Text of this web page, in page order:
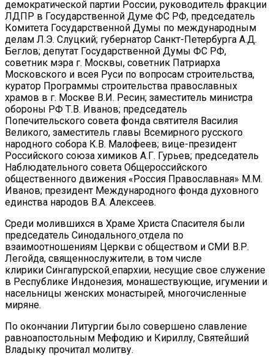
демократической партии России, руководитель фракции
ЛДПР в Государственной Думе ФС РФ, председатель
Комитета Государственной Думы по международным
делам Л.Э. Слуцкий; губернатор Санкт-Петербурга А.Д.
Беглов; депутат Государственной Думы ФС РФ,
советник мэра г. Москвы, советник Патриарха
Московского и всея Руси по вопросам строительства,
куратор Программы строительства православных
храмов в г. Москве В.И. Ресин; заместитель министра
обороны РФ Т.В. Иванов; председатель
Попечительского совета фонда святителя Василия
Великого, заместитель главы Всемирного русского
народного собора К.В. Малофеев; вице-президент
Российского союза химиков А.Г. Гурьев; председатель
Наблюдательного совета Общероссийского
общественного движения «Россия Православная» М.М.
Иванов; президент Международного фонда духовного
единства народов В.А. Алексеев.
Среди молившихся в Храме Христа Спасителя были
председатель Синодального отдела по
взаимоотношениям Церкви с обществом и СМИ В.Р.
Легойда, священнослужители, в том числе
клирики Сингапурской епархии, несущие свое служение
в Республике Индонезия, монашествующие, игумении и
насельницы женских монастырей, многочисленные
миряне.
По окончании Литургии было совершено славление
равноапостольным Мефодию и Кириллу, Святейший
Владыку прочитал молитву.